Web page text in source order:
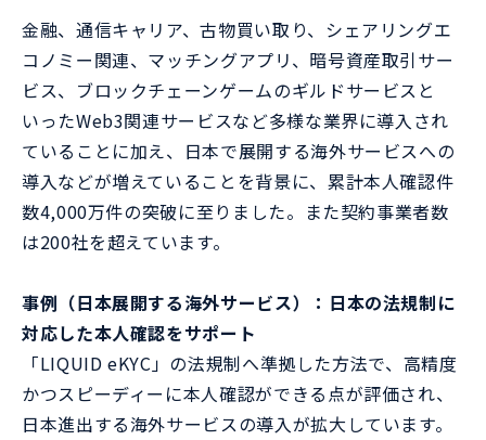
金融、通信キャリア、古物買い取り、シェアリングエ
コノミー関連、マッチングアプリ、暗号資産取引サー
ビス、ブロックチェーンゲームのギルドサービスと
いったWeb3関連サービスなど多様な業界に導入され
ていることに加え、日本で展開する海外サービスへの
導入などが増えていることを背景に、累計本人確認件
数4,000万件の突破に至りました。また契約事業者数
は200社を超えています。
事例（日本展開する海外サービス）：日本の法規制に
対応した本人確認をサポート
「LIQUID eKYC」の法規制へ準拠した方法で、高精度
かつスピーディーに本人確認ができる点が評価され、
日本進出する海外サービスの導入が拡大しています。